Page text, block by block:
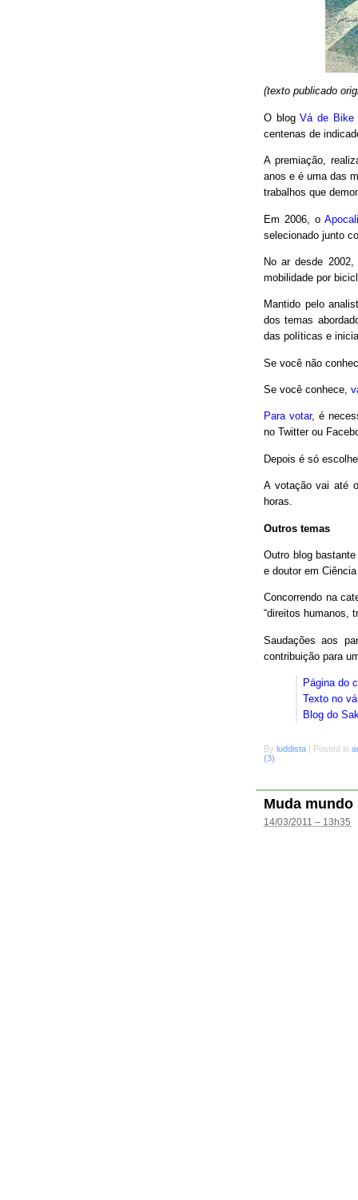
(texto publicado
O blogVá de Bike
centenas de
A premiação,
anos e é uma das
trabalhos que
Em 2006, o
selecionado junto
No ar desde
mobilidade por
Mantido pelo
dos temas
das políticas e
Se você não
Se você conhece,
Para votar, é
no Twitter ou
Depois é só
A votação vai até
horas.
Outros temas
Outro blog
e doutor em
Concorrendo na
“direitos humanos,
Saudações aos
contribuição para
Página do
Texto no
Blog do
By luddista Posted in
(3)
Muda mundo
14/03/2011 – 13h35